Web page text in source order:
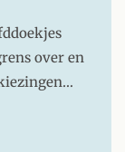
over en